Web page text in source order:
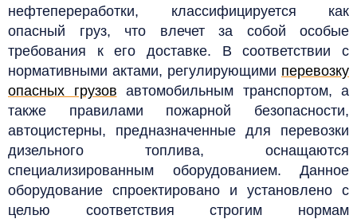
нефтепереработки, классифицируется как
опасный груз, что влечет за собой особые
требования к его доставке. В соответствии с
нормативными актами, регулирующими перевозку
опасных грузов автомобильным транспортом, а
также правилами пожарной безопасности,
автоцистерны, предназначенные для перевозки
дизельного топлива, оснащаются
специализированным оборудованием. Данное
оборудование спроектировано и установлено с
целью соответствия строгим нормам